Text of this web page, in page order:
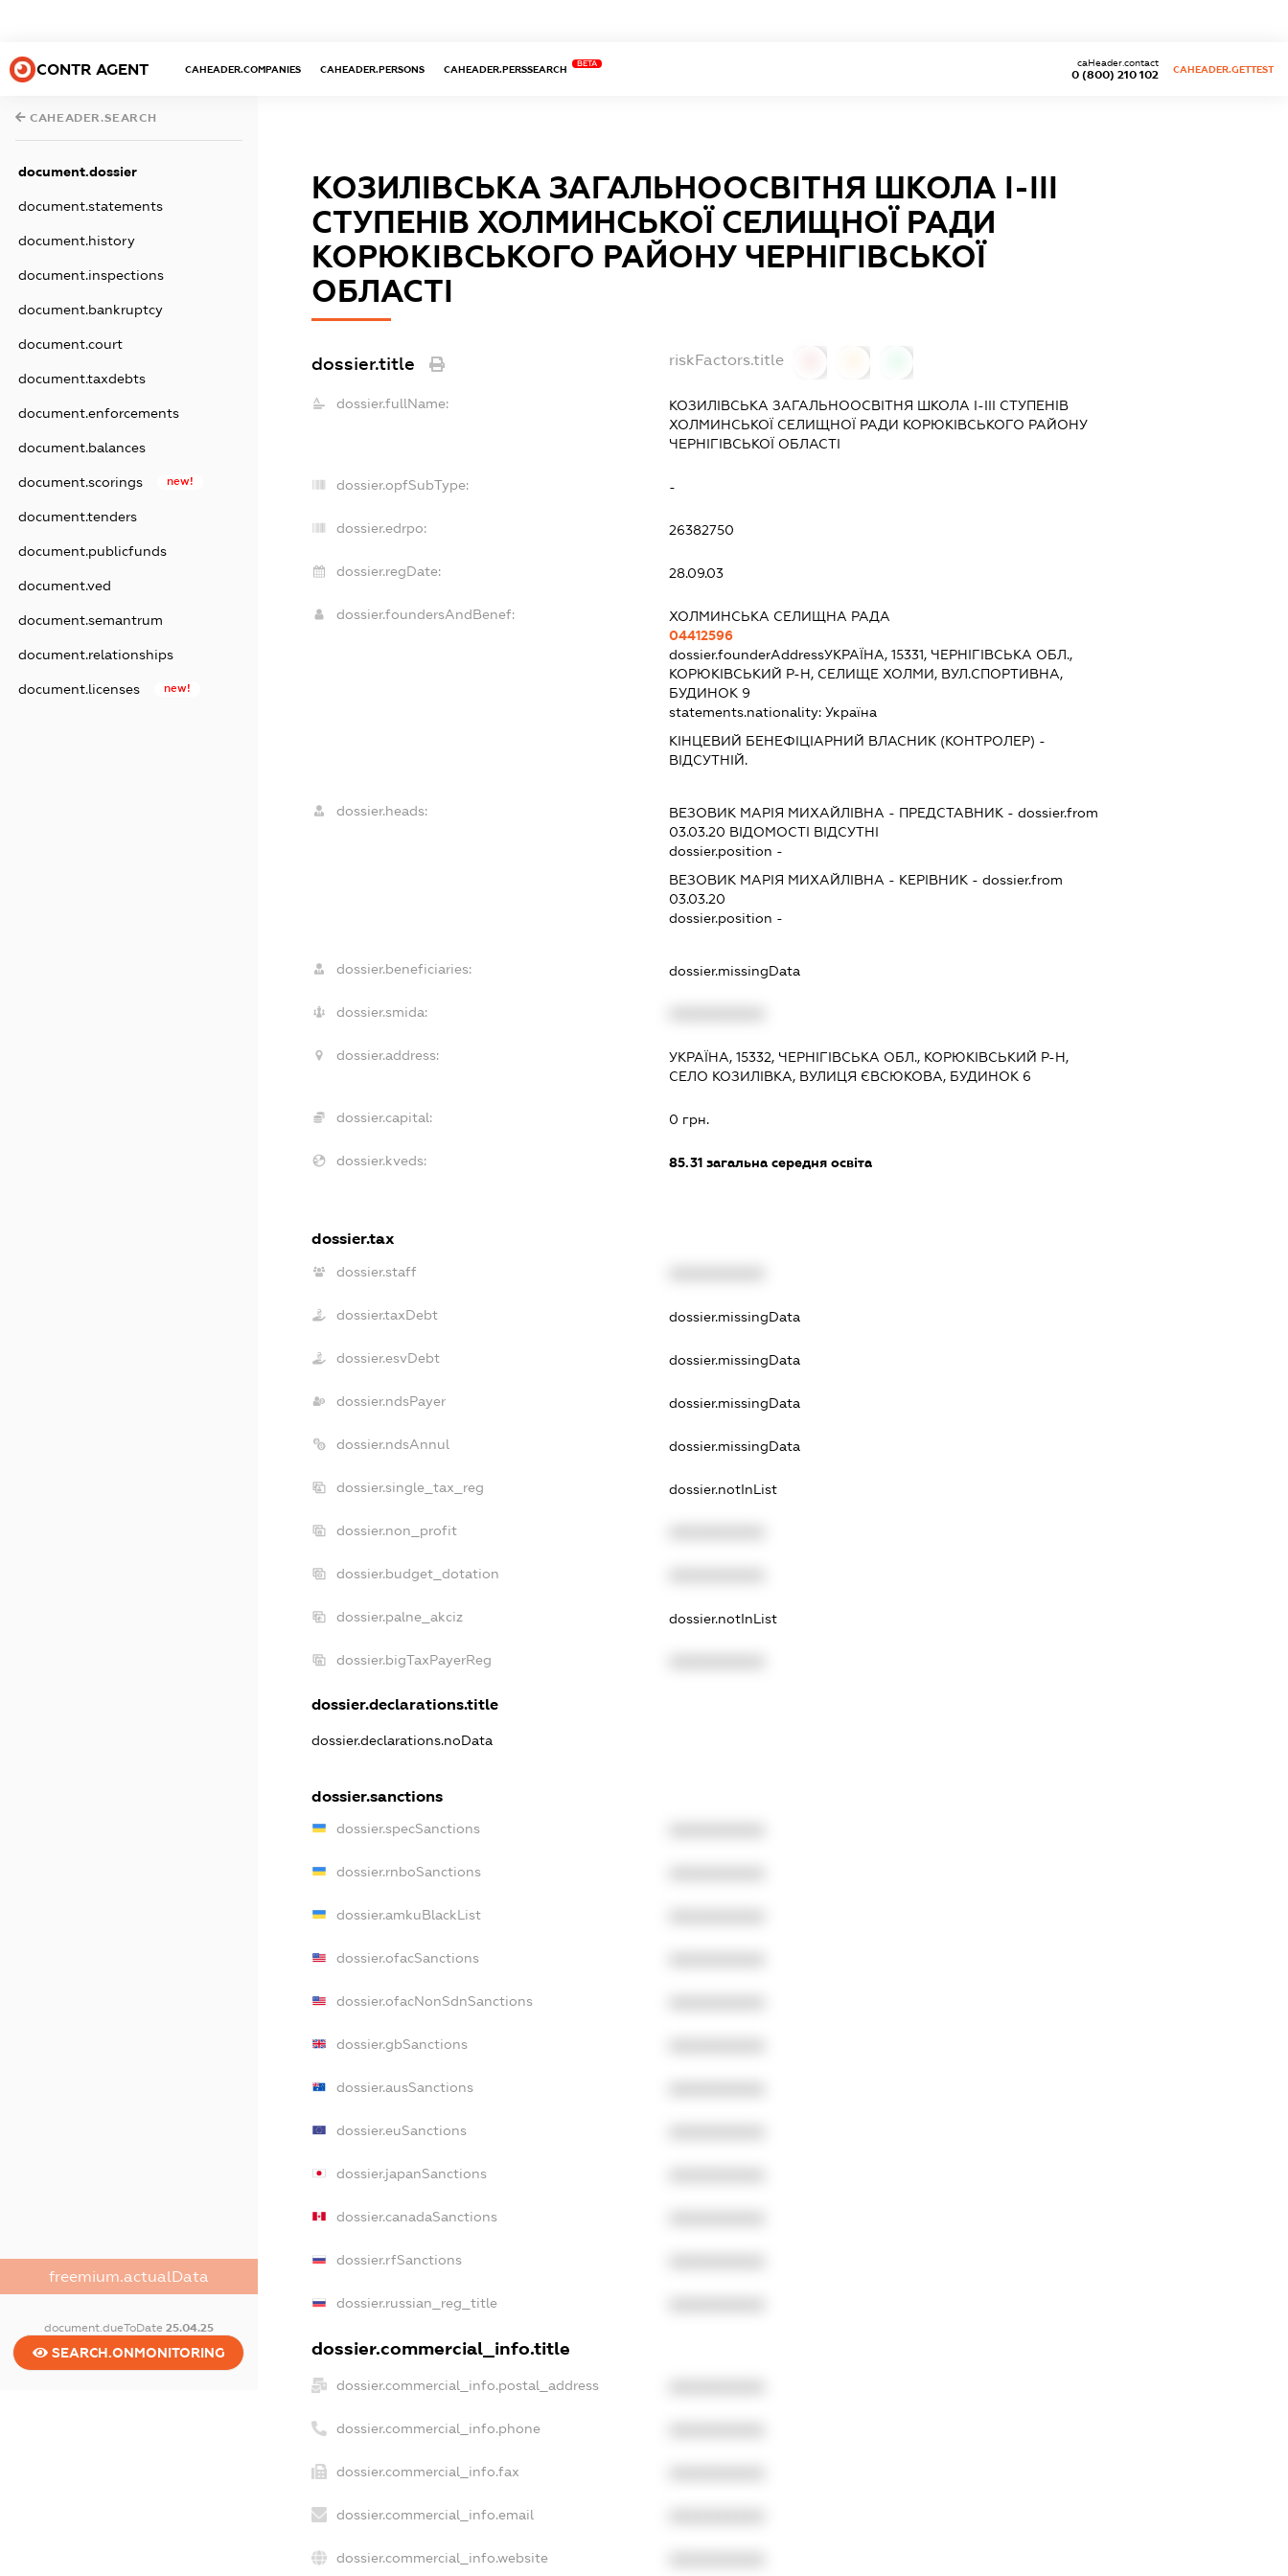
CONTR AGENT CAHEADER.COMPANIES CAHEADER.PERSONS CAHEADER.PERSSEARCH
BETA
0 (800) 210 102
caHeader.contact
CAHEADER.GETTEST
CAHEADER.SEARCH
document.dossier
document.statements
document.history
document.inspections
document.bankruptcy
document.court
document.taxdebts
document.enforcements
document.balances
document.scorings new!
document.tenders
document.publicfunds
document.ved
document.semantrum
document.relationships
document.licenses new!
freemium.actualData
document.dueToDate 25.04.25
SEARCH.ONMONITORING
КОЗИЛІВСЬКА ЗАГАЛЬНООСВІТНЯ ШКОЛА І-ІІІ
СТУПЕНІВ ХОЛМИНСЬКОЇ СЕЛИЩНОЇ РАДИ
КОРЮКІВСЬКОГО РАЙОНУ ЧЕРНІГІВСЬКОЇ
ОБЛАСТІ
dossier.title riskFactors.title
dossier.fullName:
КОЗИЛІВСЬКА ЗАГАЛЬНООСВІТНЯ ШКОЛА І-ІІІ СТУПЕНІВ
ХОЛМИНСЬКОЇ СЕЛИЩНОЇ РАДИ КОРЮКІВСЬКОГО РАЙОНУ
ЧЕРНІГІВСЬКОЇ ОБЛАСТІ
dossier.opfSubType: -
dossier.edrpo: 26382750
dossier.regDate: 28.09.03
dossier.foundersAndBenef:
ХОЛМИНСЬКА СЕЛИЩНА РАДА
04412596
dossier.founderAddressУКРАЇНА, 15331, ЧЕРНІГІВСЬКА ОБЛ.,
КОРЮКІВСЬКИЙ Р-Н, СЕЛИЩЕ ХОЛМИ, ВУЛ.СПОРТИВНА,
БУДИНОК 9
statements.nationality: Україна
КІНЦЕВИЙ БЕНЕФІЦІАРНИЙ ВЛАСНИК (КОНТРОЛЕР) -
ВІДСУТНІЙ.
dossier.heads: ВЕЗОВИК МАРІЯ МИХАЙЛІВНА - ПРЕДСТАВНИК - dossier.from
03.03.20 ВІДОМОСТІ ВІДСУТНІ
dossier.position -
ВЕЗОВИК МАРІЯ МИХАЙЛІВНА - КЕРІВНИК - dossier.from
03.03.20
dossier.position -
dossier.beneficiaries: dossier.missingData
dossier.smida:
dossier.address:
УКРАЇНА, 15332, ЧЕРНІГІВСЬКА ОБЛ., КОРЮКІВСЬКИЙ Р-Н,
СЕЛО КОЗИЛІВКА, ВУЛИЦЯ ЄВСЮКОВА, БУДИНОК 6
dossier.capital: 0 грн.
dossier.kveds: 85.31загальна середня освіта
dossier.tax
dossier.staff
dossier.taxDebt dossier.missingData
dossier.esvDebt dossier.missingData
dossier.ndsPayer dossier.missingData
dossier.ndsAnnul dossier.missingData
dossier.single_tax_reg dossier.notInList
dossier.non_profit
dossier.budget_dotation
dossier.palne_akciz dossier.notInList
dossier.bigTaxPayerReg
dossier.declarations.title
dossier.declarations.noData
dossier.sanctions
dossier.specSanctions
dossier.rnboSanctions
dossier.amkuBlackList
dossier.ofacSanctions
dossier.ofacNonSdnSanctions
dossier.gbSanctions
dossier.ausSanctions
dossier.euSanctions
dossier.japanSanctions
dossier.canadaSanctions
dossier.rfSanctions
dossier.russian_reg_title
dossier.commercial_info.title
dossier.commercial_info.postal_address
dossier.commercial_info.phone
dossier.commercial_info.fax
dossier.commercial_info.email
dossier.commercial_info.website